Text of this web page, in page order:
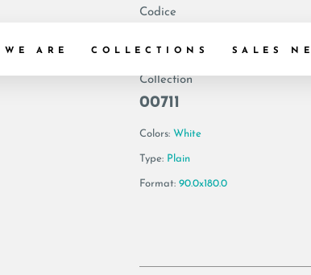
WE ARE COLLECTIONS SALES
Codice
Collection
00711
Colors: White
Type: Plain
Format: 90.0x180.0